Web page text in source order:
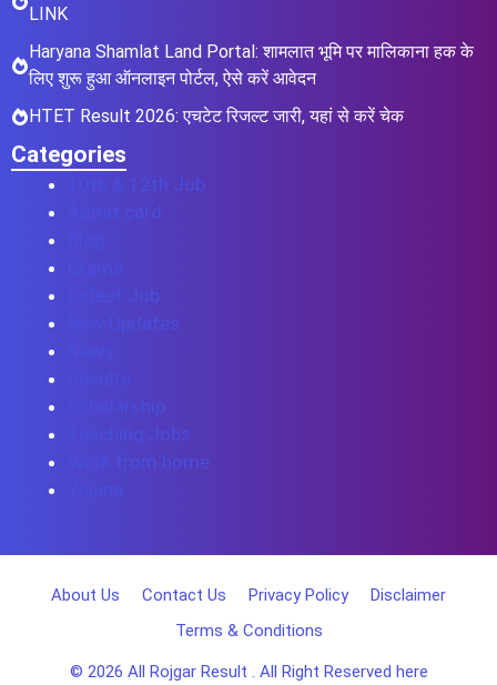
LINK
Haryana Shamlat Land Portal: शामलात भूमि पर मालिकाना हक के
लिए शुरू हुआ ऑनलाइन पोर्टल, ऐसे करें आवेदन
HTET Result 2026: एचटेट रिजल्ट जारी, यहां से करें चेक
Categories
10th & 12th Job
Admit card
Latest Job
New Updates
Results
Scholarship
Teaching Jobs
Work from home
About Us Contact Us Privacy Policy
Disclaimer
Terms & Conditions
© 2026 All Rojgar Result . All Right Reserved here